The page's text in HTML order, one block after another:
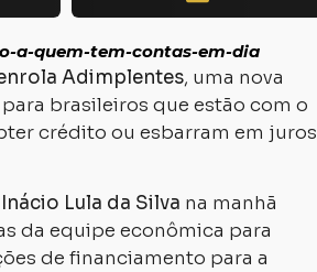
a-quem-tem-contas-em-dia
Adimplentes, uma nova
brasileiros que estão com o
crédito ou esbarram em juros
Inácio Lula da Silva na manhã
da equipe econômica para
de financiamento para a